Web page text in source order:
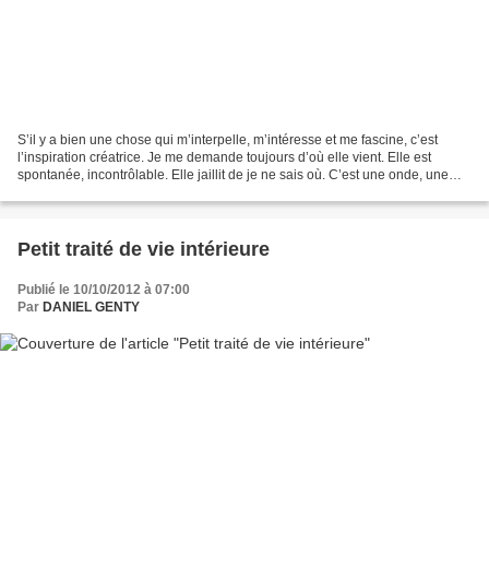
S’il y a bien une chose qui m’interpelle, m’intéresse et me fascine, c’est
l’inspiration créatrice. Je me demande toujours d’où elle vient. Elle est
spontanée, incontrôlable. Elle jaillit de je ne sais où. C’est une onde, une
Petit traité de vie intérieure
Publié le 10/10/2012 à 07:00
Par DANIEL GENTY